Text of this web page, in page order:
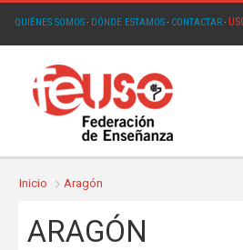
QUIÉNES SOMOS· DÓNDE ESTAMOS· CONTACTAR·
Inicio Aragón
ARAGÓN